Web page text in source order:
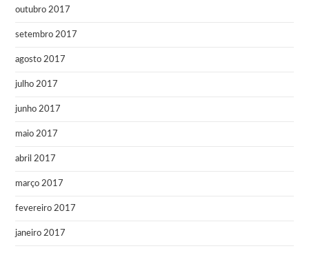
outubro 2017
setembro 2017
agosto 2017
julho 2017
junho 2017
maio 2017
abril 2017
março 2017
fevereiro 2017
janeiro 2017